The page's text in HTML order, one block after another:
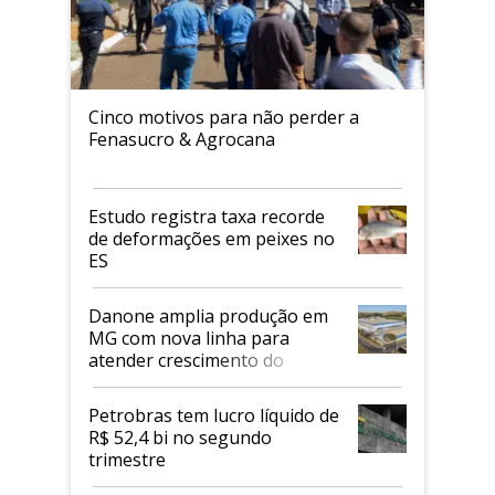
Cinco motivos para não perder a
Fenasucro & Agrocana
Estudo registra taxa recorde
de deformações em peixes no
ES
Danone amplia produção em
MG com nova linha para
atender crescimento do
mercado de alimentos
proteicos
Petrobras tem lucro líquido de
R$ 52,4 bi no segundo
trimestre